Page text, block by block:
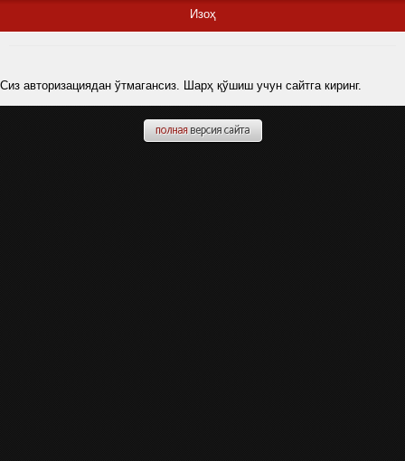
Изоҳ
Сиз авторизациядан ўтмагансиз. Шарҳ қўшиш учун сайтга киринг.